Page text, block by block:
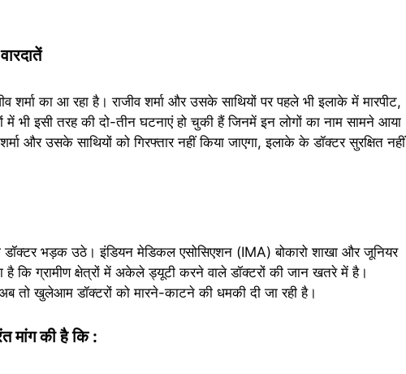
का आ रहा है। राजीव शर्मा और उसके साथियों पर पहले भी इलाके में मारपीट,
भी इसी तरह की दो-तीन घटनाएं हो चुकी हैं जिनमें इन लोगों का नाम सामने आया
और उसके साथियों को गिरफ्तार नहीं किया जाएगा, इलाके के डॉक्टर सुरक्षित नहीं
भड़क उठे। इंडियन मेडिकल एसोसिएशन (IMA) बोकारो शाखा और जूनियर
है कि ग्रामीण क्षेत्रों में अकेले ड्यूटी करने वाले डॉक्टरों की जान खतरे में है।
तो खुलेआम डॉक्टरों को मारने-काटने की धमकी दी जा रही है।
मांग की है कि :